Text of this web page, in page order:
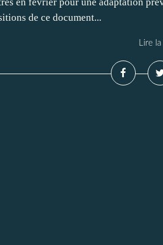
de ce document...
Lire